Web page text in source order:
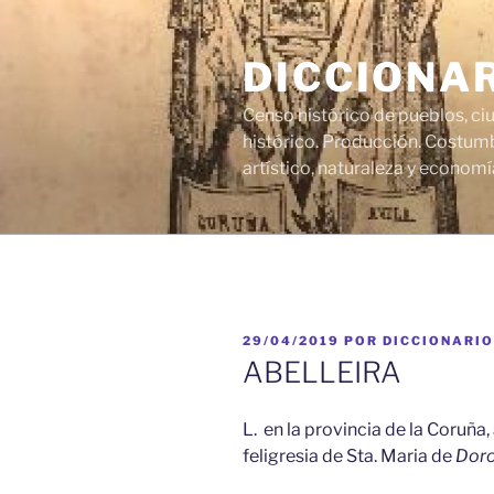
Censo histórico de pueblos,
histórico. Producción.
artístico, naturaleza y
PUBLICADO
EL
29/04/2019 POR DICCIONARIO
ABELLEIRA
L. en la provincia de la
feligresia de Sta. Maria de